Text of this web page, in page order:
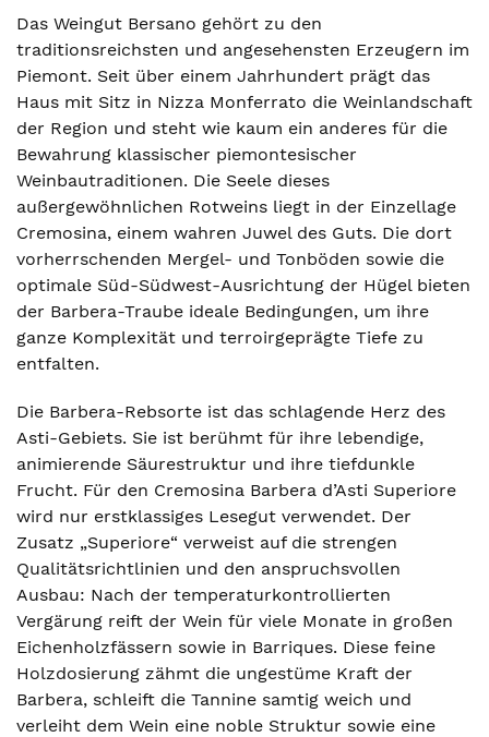
Das Weingut Bersano gehört zu den
traditionsreichsten und angesehensten Erzeugern im
Piemont. Seit über einem Jahrhundert prägt das
Haus mit Sitz in Nizza Monferrato die Weinlandschaft
der Region und steht wie kaum ein anderes für die
Bewahrung klassischer piemontesischer
Weinbautraditionen. Die Seele dieses
außergewöhnlichen Rotweins liegt in der Einzellage
Cremosina, einem wahren Juwel des Guts. Die dort
vorherrschenden Mergel- und Tonböden sowie die
optimale Süd-Südwest-Ausrichtung der Hügel bieten
der Barbera-Traube ideale Bedingungen, um ihre
ganze Komplexität und terroirgeprägte Tiefe zu
entfalten.
Die Barbera-Rebsorte ist das schlagende Herz des
Asti-Gebiets. Sie ist berühmt für ihre lebendige,
animierende Säurestruktur und ihre tiefdunkle
Frucht. Für den Cremosina Barbera d’Asti Superiore
wird nur erstklassiges Lesegut verwendet. Der
Zusatz „Superiore“ verweist auf die strengen
Qualitätsrichtlinien und den anspruchsvollen
Ausbau: Nach der temperaturkontrollierten
Vergärung reift der Wein für viele Monate in großen
Eichenholzfässern sowie in Barriques. Diese feine
Holzdosierung zähmt die ungestüme Kraft der
Barbera, schleift die Tannine samtig weich und
verleiht dem Wein eine noble Struktur sowie eine